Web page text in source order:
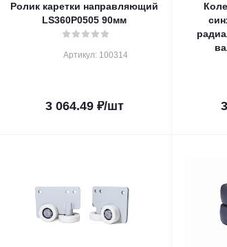
Ролик каретки направляющий
LS360P0505 90мм
Артикул: 100314
3 064.49₽/шт